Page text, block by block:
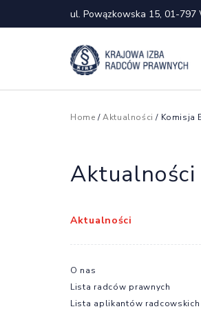
ul. Powązkowska 15, 01-797
Home /Aktualności / Komisja
Aktualności
Aktualności
O nas
Lista radców prawnych
Lista aplikantów radcowskich